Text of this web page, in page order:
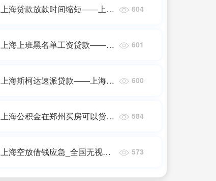
上海贷款放款时间缩短——上海
604
上海上班黑名单工资贷款——上
601
上海斯柯达速派贷款——上海贷
600
上海公积金在郑州买房可以贷款
584
上海空放借钱应急_全国无视一
573